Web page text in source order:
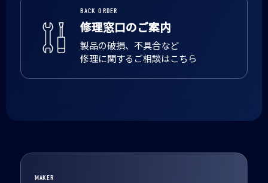
BACK ORDER
修理窓口のご案内
製品の破損、不具合など
修理に関するご相談はこちら
MAKER